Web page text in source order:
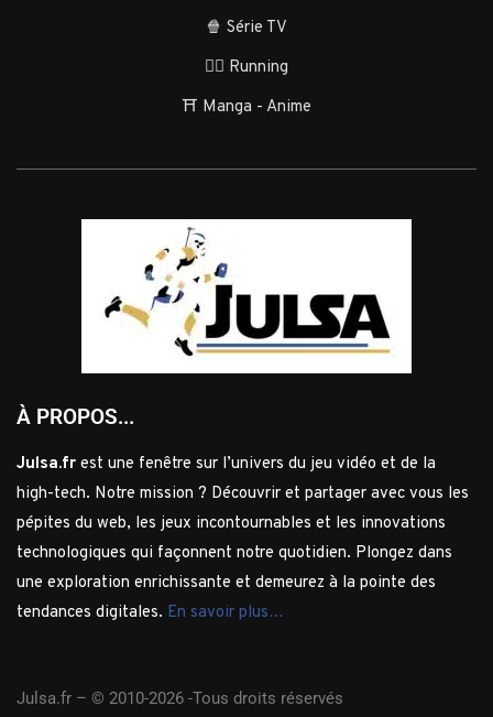
🍿 Série TV
🏃‍♂️ Running
⛩️ Manga - Anime
À PROPOS...
Julsa.fr est une fenêtre sur l’univers du jeu vidéo et de la
high-tech. Notre mission ? Découvrir et partager avec vous les
pépites du web, les jeux incontournables et les innovations
technologiques qui façonnent notre quotidien. Plongez dans
une exploration enrichissante et demeurez à la pointe des
tendances digitales. En savoir plus…
Julsa.fr – © 2010-2026 -Tous droits réservés